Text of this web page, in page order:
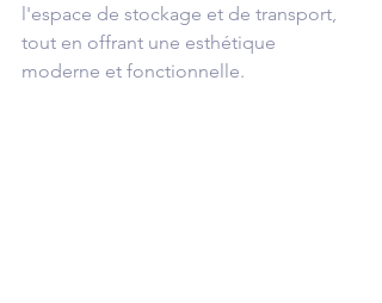
l'espace de stockage et de transport,
tout en offrant une esthétique
moderne et fonctionnelle.